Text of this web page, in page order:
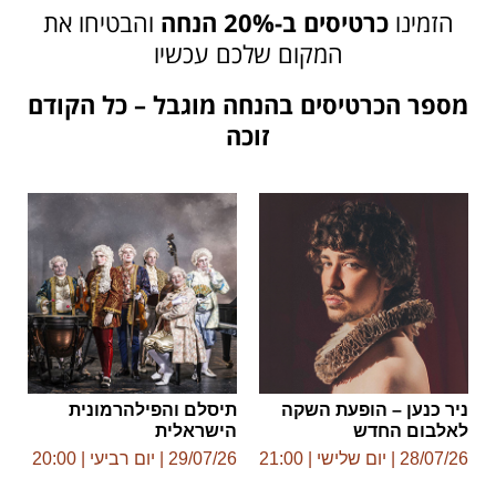
הזמינוכרטיסים ב-20% הנחה
והבטיחו את
המקום שלכם עכשיו
מספר הכרטיסים בהנחה מוגבל – כל הקודם
זוכה
ניר כנען – הופעת השקה
לאלבום החדש
28/07/26 | יום שלישי | 21:00
תיסלם והפילהרמונית
הישראלית
29/07/26 | יום רביעי | 20:00